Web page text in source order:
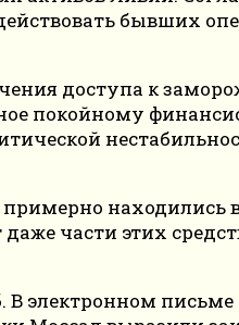
бывших
доступа к
покойному
находились
части этих
электронном